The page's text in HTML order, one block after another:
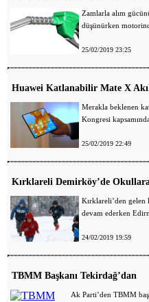
Zamlarla alım
düşünürken
25/02/2019 23:25
Huawei Katlanabilir Mate X
Merakla beklenen
Kongresi
25/02/2019 22:49
Kırklareli Demirköy’de
Kırklareli’den gelen
devam ederken
24/02/2019 19:59
TBMM Başkanı Tekirdağ’dan
Ak Parti’den TBMM